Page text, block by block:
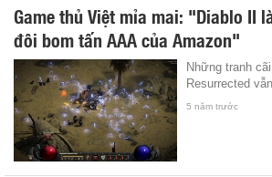
Game thủ Việt mỉa mai: "Diablo II
đôi bom tấn AAA của Amazon"
Những tranh
Resurrected
5 năm trước